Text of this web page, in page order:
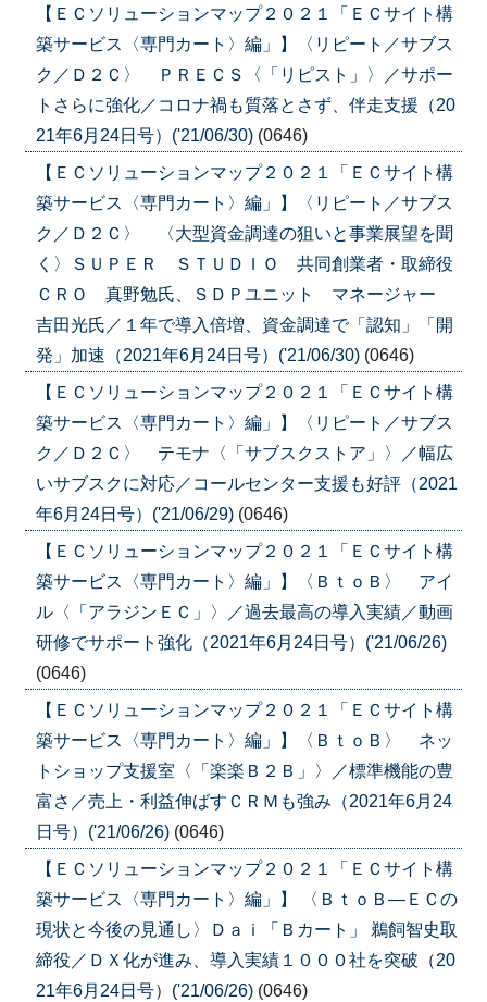
【ＥＣソリューションマップ２０２１「ＥＣサイト構
築サービス〈専門カート〉編」】〈リピート／サブス
ク／Ｄ２Ｃ〉 ＰＲＥＣＳ〈「リピスト」〉／サポー
トさらに強化／コロナ禍も質落とさず、伴走支援（20
21年6月24日号）('21/06/30) (0646)
【ＥＣソリューションマップ２０２１「ＥＣサイト構
築サービス〈専門カート〉編」】〈リピート／サブス
ク／Ｄ２Ｃ〉 〈大型資金調達の狙いと事業展望を聞
く〉ＳＵＰＥＲ ＳＴＵＤＩＯ 共同創業者・取締役
ＣＲＯ 真野勉氏、ＳＤＰユニット マネージャー
吉田光氏／１年で導入倍増、資金調達で「認知」「開
発」加速（2021年6月24日号）('21/06/30) (0646)
【ＥＣソリューションマップ２０２１「ＥＣサイト構
築サービス〈専門カート〉編」】〈リピート／サブス
ク／Ｄ２Ｃ〉 テモナ〈「サブスクストア」〉／幅広
いサブスクに対応／コールセンター支援も好評（2021
年6月24日号）('21/06/29) (0646)
【ＥＣソリューションマップ２０２１「ＥＣサイト構
築サービス〈専門カート〉編」】〈ＢｔｏＢ〉 アイ
ル〈「アラジンＥＣ」〉／過去最高の導入実績／動画
研修でサポート強化（2021年6月24日号）('21/06/26)
(0646)
【ＥＣソリューションマップ２０２１「ＥＣサイト構
築サービス〈専門カート〉編」】〈ＢｔｏＢ〉 ネッ
トショップ支援室〈「楽楽Ｂ２Ｂ」〉／標準機能の豊
富さ／売上・利益伸ばすＣＲＭも強み（2021年6月24
日号）('21/06/26) (0646)
【ＥＣソリューションマップ２０２１「ＥＣサイト構
築サービス〈専門カート〉編」】 〈ＢｔｏＢ―ＥＣの
現状と今後の見通し〉Ｄａｉ「Ｂカート」 鵜飼智史取
締役／ＤＸ化が進み、導入実績１０００社を突破（20
21年6月24日号）('21/06/26) (0646)